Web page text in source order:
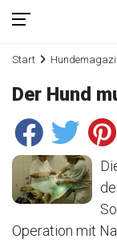
Start
Der Hund
Operation mit